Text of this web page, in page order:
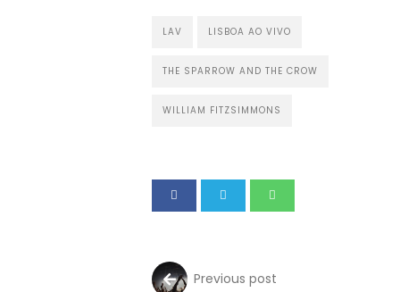
LAV LISBOA AO VIVO
THE SPARROW AND THE CROW
WILLIAM FITZSIMMONS
Previous post